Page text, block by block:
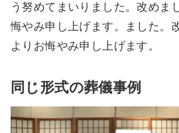
う努めてまいりました。改めま
悔やみ申し上げます。ました。
よりお悔やみ申し上げます。
同じ形式の葬儀事例